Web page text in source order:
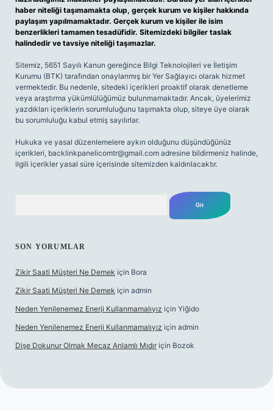
haber niteliği taşımamakta olup, gerçek kurum ve kişiler hakkında
paylaşım yapılmamaktadır. Gerçek kurum ve kişiler ile isim
benzerlikleri tamamen tesadüfidir. Sitemizdeki bilgiler taslak
halindedir ve tavsiye niteliği taşımazlar.
Sitemiz, 5651 Sayılı Kanun gereğince Bilgi Teknolojileri ve İletişim
Kurumu (BTK) tarafından onaylanmış bir Yer Sağlayıcı olarak hizmet
vermektedir. Bu nedenle, sitedeki içerikleri proaktif olarak denetleme
veya araştırma yükümlülüğümüz bulunmamaktadır. Ancak, üyelerimiz
yazdıkları içeriklerin sorumluluğunu taşımakta olup, siteye üye olarak
bu sorumluluğu kabul etmiş sayılırlar.
Hukuka ve yasal düzenlemelere aykırı olduğunu düşündüğünüz
içerikleri, backlinkpanelicomtr@gmail.com adresine bildirmeniz halinde,
ilgili içerikler yasal süre içerisinde sitemizden kaldırılacaktır.
SON YORUMLAR
Zikir Saati Müşteri Ne Demek için Bora
Zikir Saati Müşteri Ne Demek için admin
Neden Yenilenemez Enerji Kullanmamalıyız için Yiğido
Neden Yenilenemez Enerji Kullanmamalıyız için admin
Dişe Dokunur Olmak Mecaz Anlamlı Mıdır için Bozok